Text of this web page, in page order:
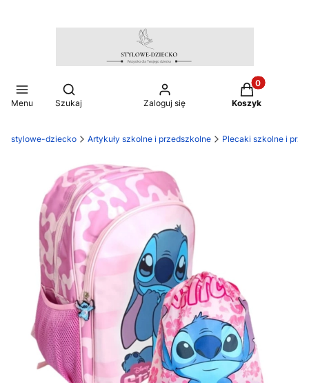
Menu
Otwórz wyszukiwarkę
Szukaj Zaloguj się
Produkty w
Koszyk
stylowe-dziecko Artykuły szkolne i przedszkolne Plecaki szkolne i